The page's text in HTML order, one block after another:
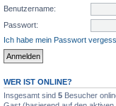
Benutzername:
Passwort:
Ich habe mein Passwort
WER IST ONLINE?
Insgesamt sind 5 Besucher